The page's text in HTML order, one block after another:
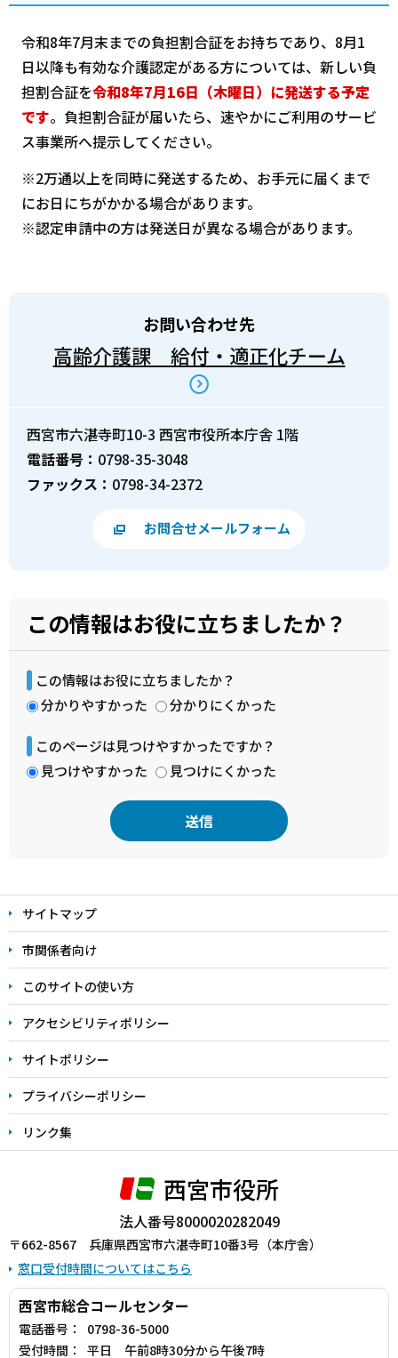
令和8年7月末までの負担割合証をお持ちであり、8月1
日以降も有効な介護認定がある方については、新しい負
担割合証を令和8年7月16日（木曜日）に発送する予定
です。負担割合証が届いたら、速やかにご利用のサービ
ス事業所へ提示してください。
※2万通以上を同時に発送するため、お手元に届くまで
にお日にちがかかる場合があります。
※認定申請中の方は発送日が異なる場合があります。
お問い合わせ先
高齢介護課 給付・適正化チーム
西宮市六湛寺町10-3 西宮市役所本庁舎 1階
電話番号： 0798-35-3048
ファックス： 0798-34-2372
お問合せメールフォーム
この情報はお役に立ちましたか？
この情報はお役に立ちましたか？
分かりやすかった
分かりにくかった
このページは見つけやすかったですか？
見つけやすかった
見つけにくかった
文
こ
こ
ま
で
サイトマップ
市関係者向け
このサイトの使い方
アクセシビリティポリシー
サイトポリシー
プライバシーポリシー
リンク集
西宮市役所
法人番号8000020282049
〒662-8567 兵庫県西宮市六湛寺町10番3号（本庁舎）
窓口受付時間についてはこちら
西宮市総合コールセンター
電話番号：
0798-36-5000
受付時間：
平日 午前8時30分から午後7時